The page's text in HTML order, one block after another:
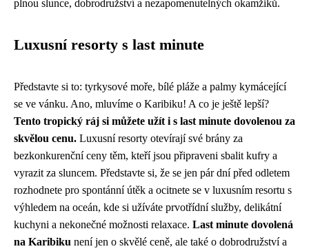
plnou slunce, dobrodružství a nezapomenutelných okamžiků.
Luxusní resorty s last minute
Představte si to: tyrkysové moře, bílé pláže a palmy kymácející
se ve vánku. Ano, mluvíme o Karibiku! A co je ještě lepší?
Tento tropický ráj si můžete užít i s last minute dovolenou za
skvělou cenu. Luxusní resorty otevírají své brány za
bezkonkurenční ceny těm, kteří jsou připraveni sbalit kufry a
vyrazit za sluncem. Představte si, že se jen pár dní před odletem
rozhodnete pro spontánní útěk a ocitnete se v luxusním resortu s
výhledem na oceán, kde si užíváte prvotřídní služby, delikátní
kuchyni a nekonečné možnosti relaxace. Last minute dovolená
na Karibiku není jen o skvělé ceně, ale také o dobrodružství a